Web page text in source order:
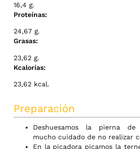
16,4 g.
Proteínas:
24,67 g.
Grasas:
23,62 g.
Kcalorías:
23,62 kcal.
Preparación
Deshuesamos la pierna de
mucho cuidado de no realizar
En la picadora picamos la